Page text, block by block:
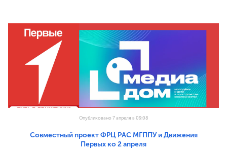
Опубликовано 7 апреля в 09:08
Совместный проект ФРЦ РАС МГППУ и Движения
Первых ко 2 апреля